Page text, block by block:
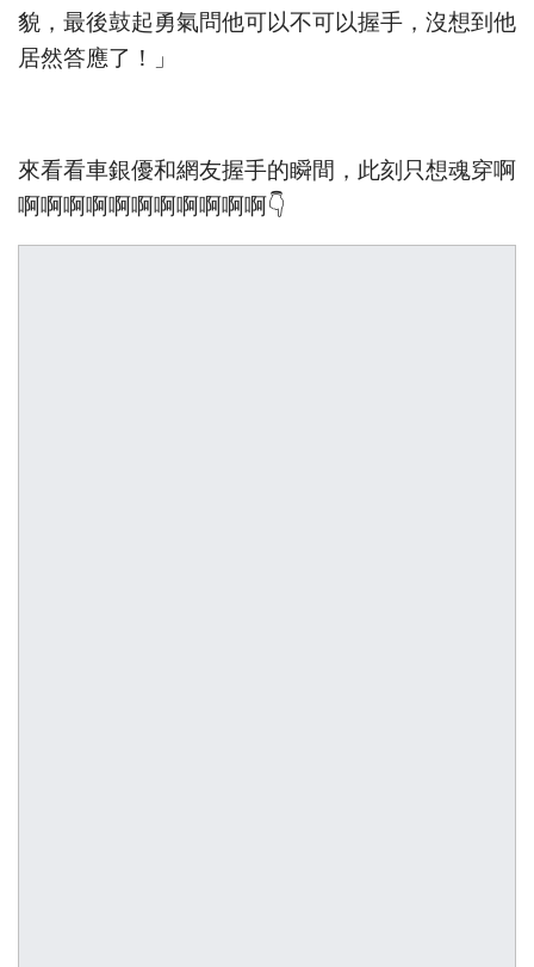
貌，最後鼓起勇氣問他可以不可以握手，沒想到他
居然答應了！」
來看看車銀優和網友握手的瞬間，此刻只想魂穿啊
啊啊啊啊啊啊啊啊啊啊啊👇